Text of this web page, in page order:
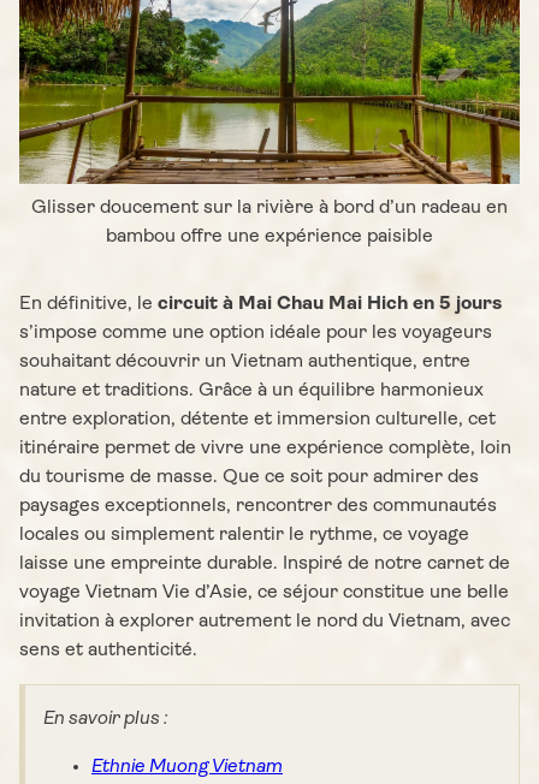
Glisser doucement sur la rivière à bord d’un radeau en
bambou offre une expérience paisible
En définitive, le circuit à Mai Chau Mai Hich en 5 jours
s’impose comme une option idéale pour les voyageurs
souhaitant découvrir un Vietnam authentique, entre
nature et traditions. Grâce à un équilibre harmonieux
entre exploration, détente et immersion culturelle, cet
itinéraire permet de vivre une expérience complète, loin
du tourisme de masse. Que ce soit pour admirer des
paysages exceptionnels, rencontrer des communautés
locales ou simplement ralentir le rythme, ce voyage
laisse une empreinte durable. Inspiré de notre carnet de
voyage Vietnam Vie d’Asie, ce séjour constitue une belle
invitation à explorer autrement le nord du Vietnam, avec
sens et authenticité.
En savoir plus :
Ethnie Muong Vietnam